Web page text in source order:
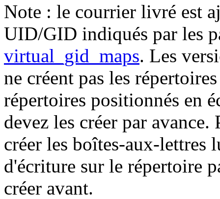
Note : le courrier livré est
UID/GID indiqués par les
virtual_gid_maps. Les
ne créent pas les
répertoires positionnés en
devez les créer par
créer les boîtes-aux-lettres
d'écriture sur le répertoire
créer avant.